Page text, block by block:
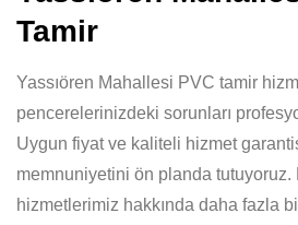
Tamir
Yassıören Mahallesi PVC tamir
pencerelerinizdeki sorunları
Uygun fiyat ve kaliteli hizmet
memnuniyetini ön planda tutuyoruz.
hizmetlerimiz hakkında daha fazla